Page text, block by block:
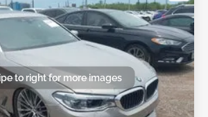
to right for more images